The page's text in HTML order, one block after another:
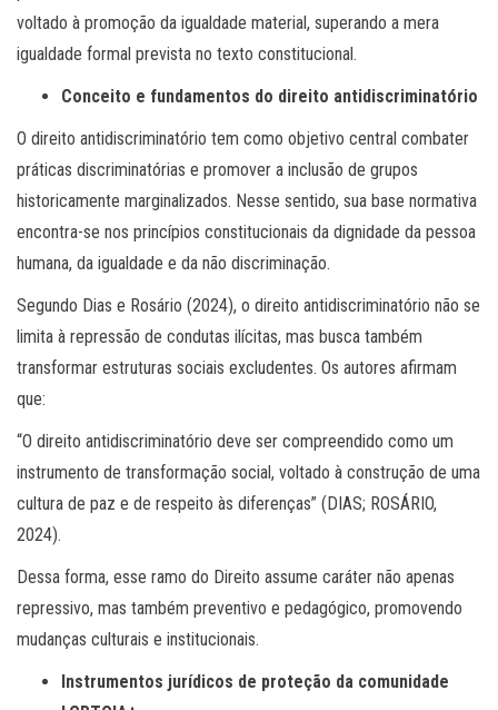
voltado à promoção da igualdade material, superando a mera
igualdade formal prevista no texto constitucional.
Conceito e fundamentos do direito antidiscriminatório
O direito antidiscriminatório tem como objetivo central combater
práticas discriminatórias e promover a inclusão de grupos
historicamente marginalizados. Nesse sentido, sua base normativa
encontra-se nos princípios constitucionais da dignidade da pessoa
humana, da igualdade e da não discriminação.
Segundo Dias e Rosário (2024), o direito antidiscriminatório não se
limita à repressão de condutas ilícitas, mas busca também
transformar estruturas sociais excludentes. Os autores afirmam
que:
“O direito antidiscriminatório deve ser compreendido como um
instrumento de transformação social, voltado à construção de uma
cultura de paz e de respeito às diferenças” (DIAS; ROSÁRIO,
2024).
Dessa forma, esse ramo do Direito assume caráter não apenas
repressivo, mas também preventivo e pedagógico, promovendo
mudanças culturais e institucionais.
Instrumentos jurídicos de proteção da comunidade